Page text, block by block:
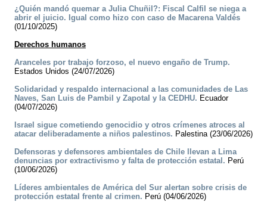
¿Quién mandó quemar a Julia Chuñil?: Fiscal Calfil se niega a
abrir el juicio. Igual como hizo con caso de Macarena Valdés
(01/10/2025)
Derechos humanos
Aranceles por trabajo forzoso, el nuevo engaño de Trump.
Estados Unidos (24/07/2026)
Solidaridad y respaldo internacional a las comunidades de Las
Naves, San Luis de Pambil y Zapotal y la CEDHU. Ecuador
(04/07/2026)
Israel sigue cometiendo genocidio y otros crímenes atroces al
atacar deliberadamente a niños palestinos. Palestina (23/06/2026)
Defensoras y defensores ambientales de Chile llevan a Lima
denuncias por extractivismo y falta de protección estatal. Perú
(10/06/2026)
Líderes ambientales de América del Sur alertan sobre crisis de
protección estatal frente al crimen. Perú (04/06/2026)